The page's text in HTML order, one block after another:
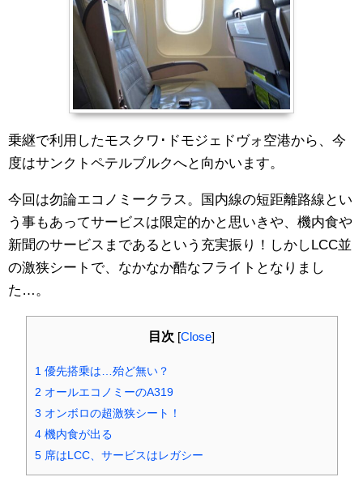
乗継で利用したモスクワ･ドモジェドヴォ空港から、今
度はサンクトペテルブルクへと向かいます。
今回は勿論エコノミークラス。国内線の短距離路線とい
う事もあってサービスは限定的かと思いきや、機内食や
新聞のサービスまであるという充実振り！しかしLCC並
の激狭シートで、なかなか酷なフライトとなりまし
た…。
目次 [Close]
1 優先搭乗は…殆ど無い？
2 オールエコノミーのA319
3 オンボロの超激狭シート！
4機内食が出る
5席はLCC、サービスはレガシー